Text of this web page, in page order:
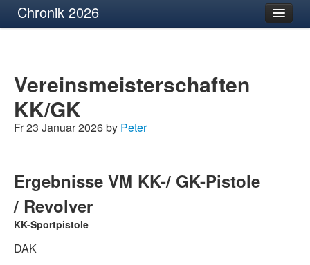
Chronik 2026
Vereinsmeisterschaften
KK/GK
Fr 23 Januar 2026 by Peter
Ergebnisse VM KK-/ GK-Pistole
/ Revolver
KK-Sportpistole
DAK